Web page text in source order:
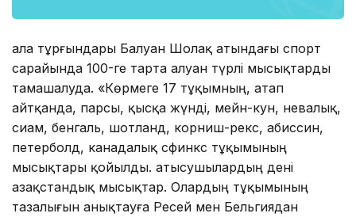
Қала тұрғындары Балуан Шолақ атындағы спорт
сарайында 100-ге тарта алуан түрлі мысықтарды
тамашалуда. «Көрмеге 17 тұқымның, атап
айтқанда, парсы, қысқа жүнді, мейн-кун, невалық,
сиам, бенгаль, шотланд, корниш-рекс, абиссин,
петерболд, канадалық сфинкс тұқымының
мысықтары қойылды. Қатысушылардың дені
Қазақстандық мысықтар. Олардың тұқымының
тазалығын анықтауға Ресей мен Бельгиядан